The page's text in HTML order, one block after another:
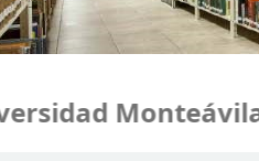
Monteávila